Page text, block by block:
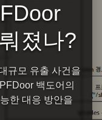
졌나?
규모 유출 사건을
백도어의
한 대응 방안을